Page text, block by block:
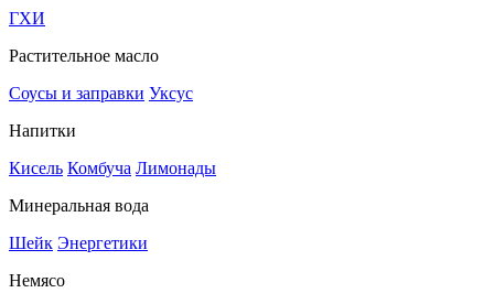
ГХИ
Растительное масло
Соусы и заправки Уксус
Напитки
Кисель Комбуча Лимонады
Минеральная вода
Шейк Энергетики
Немясо